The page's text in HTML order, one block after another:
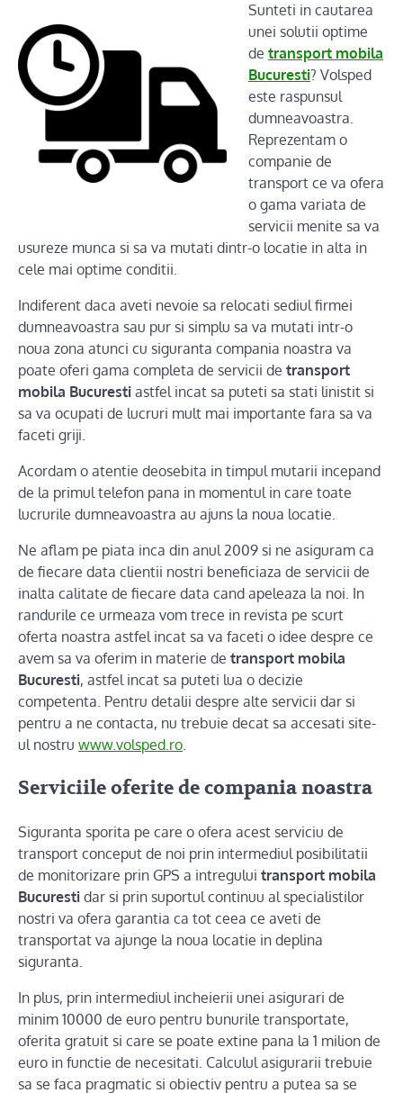
Sunteti in cautarea
unei solutii optime
de transport mobila
Bucuresti? Volsped
este raspunsul
dumneavoastra.
Reprezentam o
companie de
transport ce va ofera
o gama variata de
servicii menite sa va
usureze munca si sa va mutati dintr-o locatie in alta in
cele mai optime conditii.
Indiferent daca aveti nevoie sa relocati sediul firmei
dumneavoastra sau pur si simplu sa va mutati intr-o
noua zona atunci cu siguranta compania noastra va
poate oferi gama completa de servicii de transport
mobila Bucuresti astfel incat sa puteti sa stati linistit si
sa va ocupati de lucruri mult mai importante fara sa va
faceti griji.
Acordam o atentie deosebita in timpul mutarii incepand
de la primul telefon pana in momentul in care toate
lucrurile dumneavoastra au ajuns la noua locatie.
Ne aflam pe piata inca din anul 2009 si ne asiguram ca
de fiecare data clientii nostri beneficiaza de servicii de
inalta calitate de fiecare data cand apeleaza la noi. In
randurile ce urmeaza vom trece in revista pe scurt
oferta noastra astfel incat sa va faceti o idee despre ce
avem sa va oferim in materie de transport mobila
Bucuresti, astfel incat sa puteti lua o decizie
competenta. Pentru detalii despre alte servicii dar si
pentru a ne contacta, nu trebuie decat sa accesati site-
ul nostru www.volsped.ro.
Serviciile oferite de compania noastra
Siguranta sporita pe care o ofera acest serviciu de
transport conceput de noi prin intermediul posibilitatii
de monitorizare prin GPS a intregului transport mobila
Bucuresti dar si prin suportul continuu al specialistilor
nostri va ofera garantia ca tot ceea ce aveti de
transportat va ajunge la noua locatie in deplina
siguranta.
In plus, prin intermediul incheierii unei asigurari de
minim 10000 de euro pentru bunurile transportate,
oferita gratuit si care se poate extine pana la 1 milion de
euro in functie de necesitati. Calculul asigurarii trebuie
sa se faca pragmatic si obiectiv pentru a putea sa se